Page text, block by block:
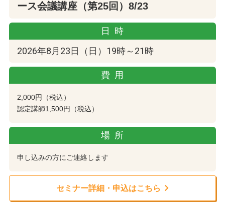
ース会議講座（第25回）8/23
日時
2026年8月23日（日）19時～21時
費用
2,000円（税込）
認定講師1,500円（税込）
場所
申し込みの方にご連絡します
セミナー詳細・申込はこちら